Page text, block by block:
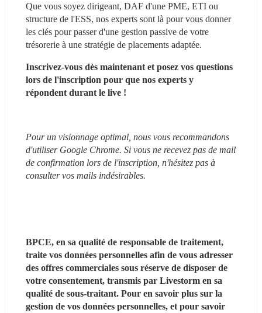
Que vous soyez dirigeant, DAF d'une PME, ETI ou
structure de l'ESS, nos experts sont là pour vous donner
les clés pour passer d'une gestion passive de votre
trésorerie à une stratégie de placements adaptée.
Inscrivez-vous dès maintenant et posez vos questions
lors de l'inscription pour que nos experts y
répondent durant le live !
Pour un visionnage optimal, nous vous recommandons
d'utiliser Google Chrome. Si vous ne recevez pas de mail
de confirmation lors de l'inscription, n'hésitez pas à
consulter vos mails indésirables.
BPCE, en sa qualité de responsable de traitement,
traite vos données personnelles afin de vous adresser
des offres commerciales sous réserve de disposer de
votre consentement, transmis par Livestorm en sa
qualité de sous-traitant. Pour en savoir plus sur la
gestion de vos données personnelles, et pour savoir